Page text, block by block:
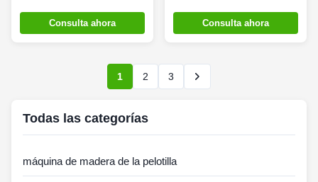
madera con capacidad de
producción de 1,5-2 t/h
Consulta ahora
de pellets de madera
Consulta ahora
1 2 3
Todas las categorías
máquina de madera de la pelotilla